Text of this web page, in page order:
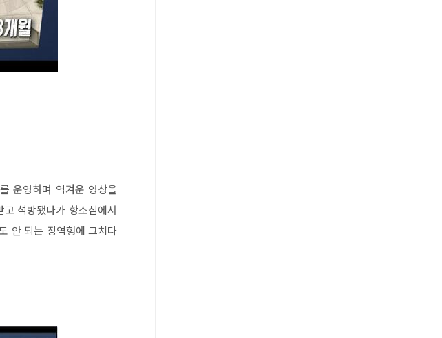
운영하며 역겨운 영상을
석방됐다가 항소심에서
안 되는 징역형에 그치다